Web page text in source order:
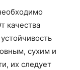
качества
сухим и
их следует